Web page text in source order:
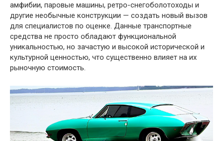
амфибии, паровые машины, ретро-снегоболотоходы и
другие необычные конструкции — создать новый вызов
для специалистов по оценке. Данные транспортные
средства не просто обладают функциональной
уникальностью, но зачастую и высокой исторической и
культурной ценностью, что существенно влияет на их
рыночную стоимость.